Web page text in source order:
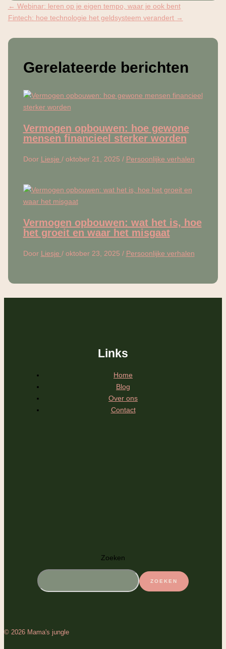
← Webinar: leren op je eigen tempo, waar je ook bent
Fintech: hoe technologie het geldsysteem verandert →
Gerelateerde berichten
Vermogen opbouwen: hoe gewone
mensen financieel sterker worden
Door Liesje / oktober 21, 2025 / Persoonlijke verhalen
Vermogen opbouwen: wat het is, hoe
het groeit en waar het misgaat
Door Liesje / oktober 23, 2025 / Persoonlijke verhalen
Links
Home
Blog
Over ons
Contact
Zoeken
ZOEKEN
© 2026 Mama's jungle